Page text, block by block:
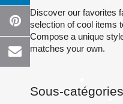
Discover our favorites
selection of cool items
Compose a unique
matches your own.
Sous-catégories